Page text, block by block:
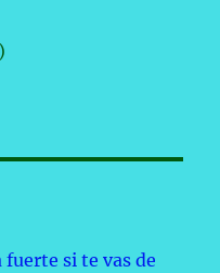
si te vas de